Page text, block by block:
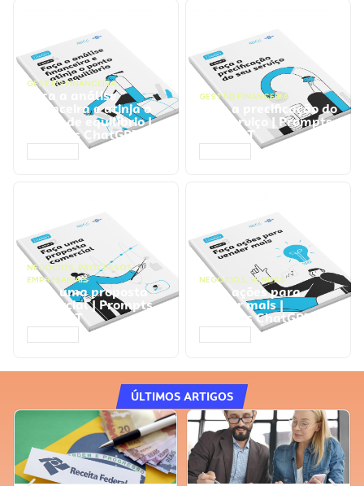
GESTÃO FINANCEIRA
Faça a análise
financeira e atinja o
ponto de equilíbrio |
Prompts ChatGPT
GESTÃO FINANCEIRA
Faça a precificação do
seu serviço | Prompts
ChatGPT
NEGÓCIOS, PROCESSOS
EMPRESARIAIS
Faça uma proposta
comercial | Prompts
ChatGPT
NEGÓCIOS, VENDAS
Faça ações para
vender mais |
Prompts ChatGPT
ÚLTIMOS ARTIGOS